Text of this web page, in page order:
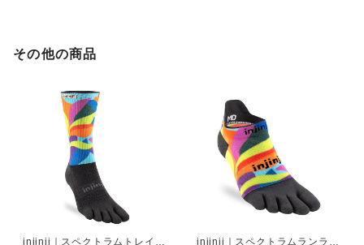
その他の商品
injinji｜スペクトラムトレイル
injinji｜スペクトラムランライ